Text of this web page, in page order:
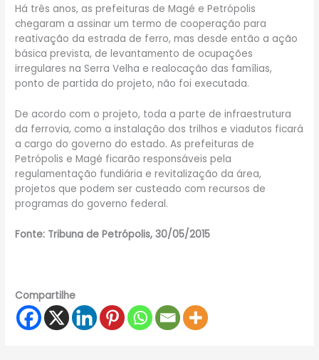
Há três anos, as prefeituras de Magé e Petrópolis
chegaram a assinar um termo de cooperação para
reativação da estrada de ferro, mas desde então a ação
básica prevista, de levantamento de ocupações
irregulares na Serra Velha e realocação das famílias,
ponto de partida do projeto, não foi executada.
De acordo com o projeto, toda a parte de infraestrutura
da ferrovia, como a instalação dos trilhos e viadutos ficará
a cargo do governo do estado. As prefeituras de
Petrópolis e Magé ficarão responsáveis pela
regulamentação fundiária e revitalização da área,
projetos que podem ser custeado com recursos de
programas do governo federal.
Fonte: Tribuna de Petrópolis, 30/05/2015
Compartilhe